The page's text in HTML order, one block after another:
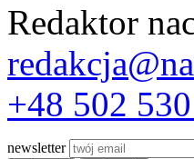
Redaktor
+48 502
newsletter